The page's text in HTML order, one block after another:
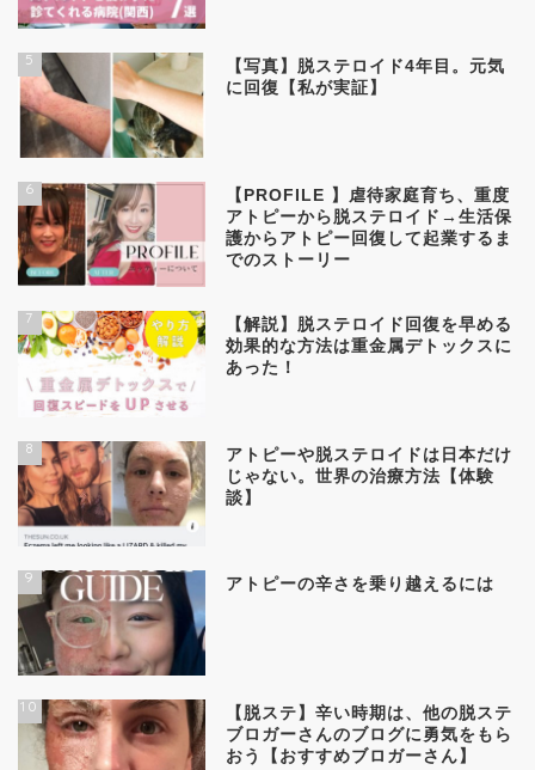
5
【写真】脱ステロイド4年目。元気
に回復【私が実証】
6
【PROFILE 】虐待家庭育ち、重度
アトピーから脱ステロイド→生活保
護からアトピー回復して起業するま
でのストーリー
7
【解説】脱ステロイド回復を早める
効果的な方法は重金属デトックスに
あった！
8
アトピーや脱ステロイドは日本だけ
じゃない。世界の治療方法【体験
談】
9 アトピーの辛さを乗り越えるには
10
【脱ステ】辛い時期は、他の脱ステ
ブロガーさんのブログに勇気をもら
おう【おすすめブロガーさん】